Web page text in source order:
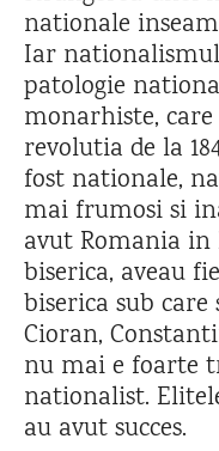
nationale
Iar
patologie
monarhiste,
revolutia de la
fost nationale,
mai frumosi si
avut Romania in
biserica, aveau
biserica sub
Cioran,
nu mai e foarte
nationalist.
au avut succes.